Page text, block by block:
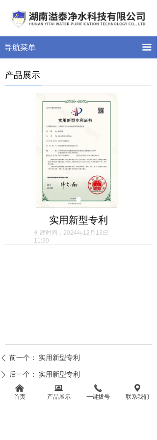
끀
首页
产品展示
新闻中心
导航菜单
实用新型专利
创建时间： 2024年12月13日
11:30
产品展示
ꄴ 前一个： 实用新型专利
ꄲ 后一个： 实用新型专利
낀
首页
뀵
产品展示
끅
一键拔号
끇
联系我们